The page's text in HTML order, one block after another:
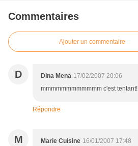
Commentaires
Ajouter un commentaire
D Dina Mena 17/02/2007 20:06
mmmmmmmmmmmm c'est tentant!
Répondre
M Marie Cuisine 16/01/2007 17:48